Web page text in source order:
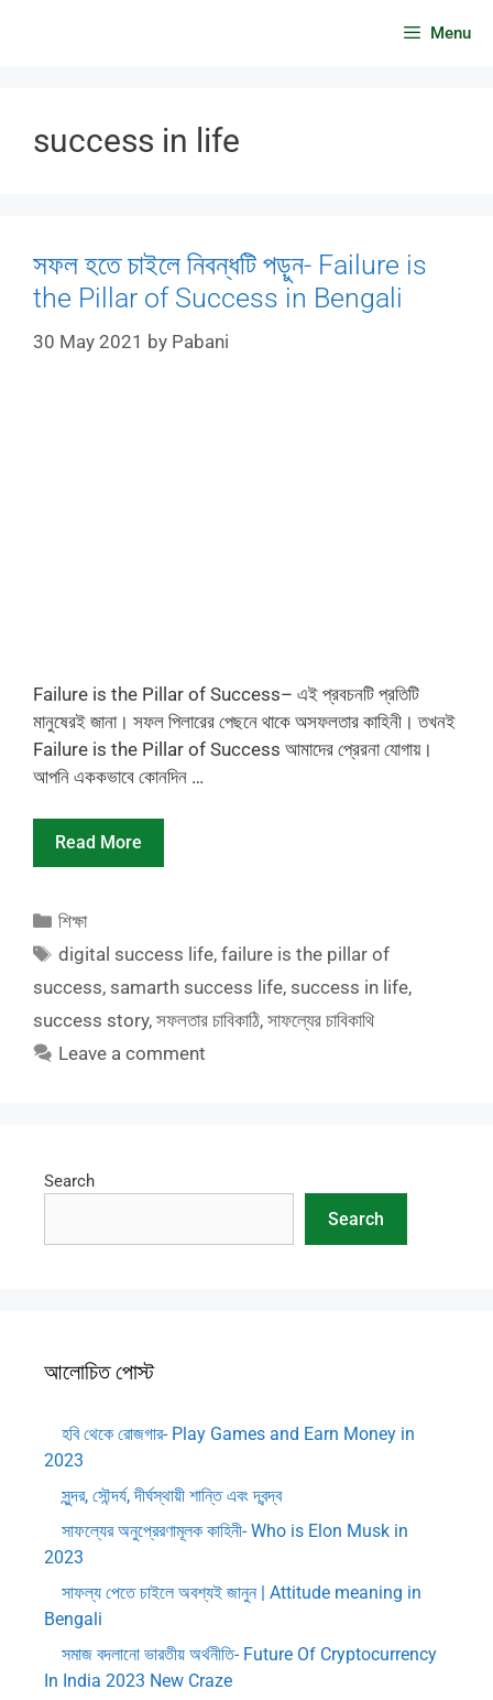
Menu
success in life
সফল হতে চাইলে নিবন্ধটি পড়ুন- Failure is
the Pillar of Success in Bengali
30 May 2021 by Pabani
Failure is the Pillar of Success– এই প্রবচনটি প্রতিটি
মানুষেরই জানা। সফল পিলারের পেছনে থাকে অসফলতার কাহিনী। তখনই
Failure is the Pillar of Success আমাদের প্রেরনা যোগায়।
আপনি এককভাবে কোনদিন …
Read More
Categories
শিক্ষা
Tags
digital success life,failure is the pillar of
success, samarth success life, success in life,
success story, সফলতার চাবিকাঠি, সাফল্যের চাবিকাথি
Leave a comment
Search
Search
আলোচিত পোস্ট
হবি থেকে রোজগার- Play Games and Earn Money in
2023
সুন্দর, সৌন্দর্য, দীর্ঘস্থায়ী শান্তি এবং দ্বন্দ্ব
সাফল্যের অনুপ্রেরণামূলক কাহিনী- Who is Elon Musk in
2023
সাফল্য পেতে চাইলে অবশ্যই জানুন | Attitude meaning in
Bengali
সমাজ বদলানো ভারতীয় অর্থনীতি- Future Of Cryptocurrency
In India 2023 New Craze